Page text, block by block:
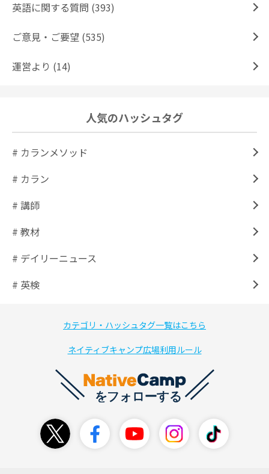
英語に関する質問 (393)
ご意見・ご要望 (535)
運営より (14)
人気のハッシュタグ
# カランメソッド
# カラン
# 講師
# 教材
# デイリーニュース
# 英検
カテゴリ・ハッシュタグ一覧はこちら
ネイティブキャンプ広場利用ルール